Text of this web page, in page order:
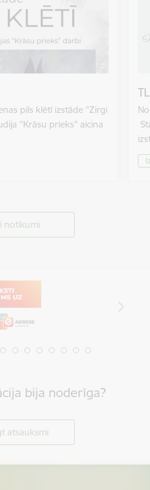
pils klētī izstāde "Zirgi
"Krāsu prieks" aicina
notikumi
bija noderīga?
atsauksmi